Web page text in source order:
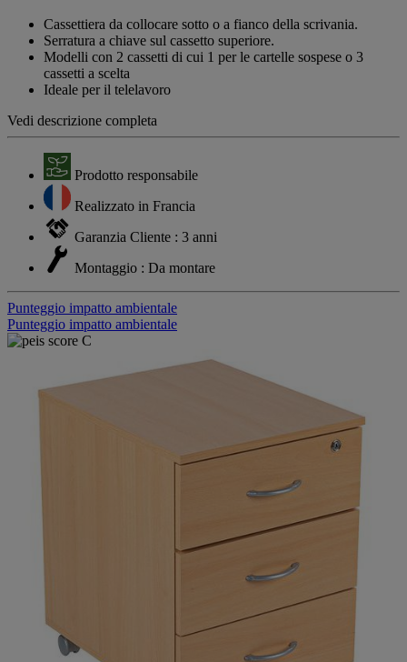
Cassettiera da collocare sotto o a fianco della scrivania.
Serratura a chiave sul cassetto superiore.
Modelli con 2 cassetti di cui 1 per le cartelle sospese o 3
cassetti a scelta
Ideale per il telelavoro
Vedi descrizione completa
Prodotto responsabile
Realizzato in Francia
Garanzia Cliente : 3 anni
Montaggio : Da montare
Punteggio impatto ambientale
Punteggio impatto ambientale